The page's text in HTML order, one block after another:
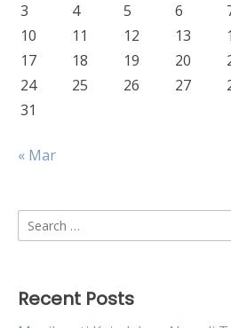
3
4 5 6
10
11 12 13
17
18 19 20
24
25 26 27
31
« Mar
Search
for:
Recent Posts